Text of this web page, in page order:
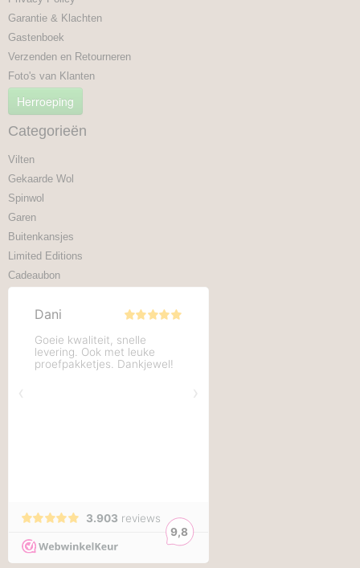
Garantie & Klachten
Gastenboek
Verzenden en Retourneren
Foto's van Klanten
Herroeping
Categorieën
Vilten
Gekaarde Wol
Spinwol
Garen
Buitenkansjes
Limited Editions
Cadeaubon